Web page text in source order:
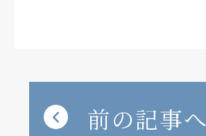
前の記事へ